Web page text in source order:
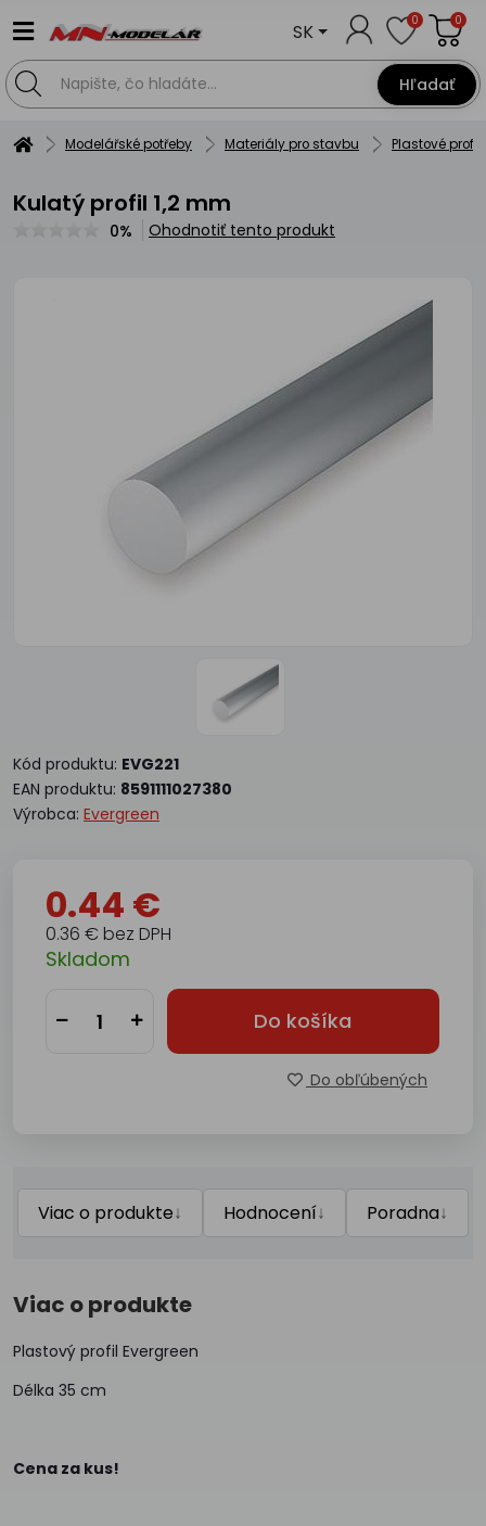
Hľadať
SK 0 0
Modelářské potřeby Materiály pro stavbu Plastové
Kulatý profil 1,2 mm
0% Ohodnotiť tento produkt
Kód produktu: EVG221
EAN produktu: 8591111027380
Výrobca: Evergreen
0.44 €
0.36 € bez DPH
Skladom
Do košíka
Do obľúbených
Viac o produkte↓ Hodnocení↓ Poradna↓
Viac o produkte
Plastový profil Evergreen
Délka 35 cm
Cena za kus!